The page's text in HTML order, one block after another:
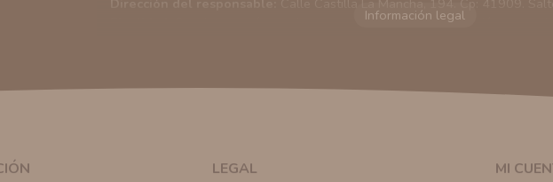
Sus datos serán usados para poder enviarle información
similares a los artículos que ha adquirido. Puede solicitar la cancelación de
Con carácter general, sólo el personal de nuestra entidad
LEGAL
MI